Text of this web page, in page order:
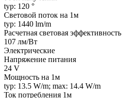
typ: 120 °
Световой поток на 1м
typ: 1440 lm/m
Расчетная световая эффективность
107 лм/Вт
Электрические
Напряжение питания
24 V
Мощность на 1м
typ: 13.5 W/m; max: 14.4 W/m
Ток потребления 1м